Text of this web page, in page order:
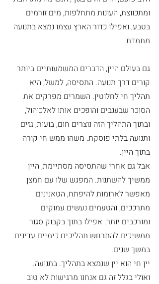
ומתכווצת, העונות מתחלפות, מים זורמים
בטבע, ואפילו כדור הארץ עצמו נמצא בתנועה
מתמדת.
גם בעולם היין, הדברים המשמעותיים ביותר
קורים דרך תנועה. התסיסה, למשל, היא
תהליך חי לחלוטין. השמרים מפרקים את
הסוכר שבענבים והופכים אותו לאלכוהול,
ובתוך התהליך הזה נוצרים חום, בועות, גזים
ותנועה בלתי פוסקת. משהו ממש חי קורה
בתוך היין.
אבל גם אחרי שהתסיסה מסתיימת, היין
ממשיך להשתנות. המפגש שלו עם חמצן
מאפשר לארומות להיפתח, הטאנינים
מתרככים, והטעמים נעשים עמוקים
ומורכבים יותר. אפילו בתוך בקבוק סגור
ממשיכים להתרחש תהליכים כימיים עדינים
במשך שנים.
יין חי הוא יין שנמצא בתהליך. בתנועה.
ואולי בגלל זה גם אנחנו מרגישות לא טוב